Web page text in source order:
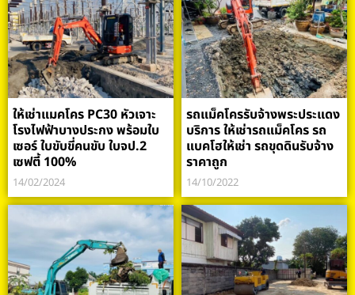
ให้เช่าแมคโคร PC30 หัวเจาะ
โรงไฟฟ้าบางประกง พร้อมใบ
เซอร์ ใบขับขี่คนขับ ใบจป.2
เซฟตี้ 100%
14/02/2024
รถแม็คโครรับจ้างพระประแดง
บริการ ให้เช่ารถแม็คโคร รถ
แบคโฮให้เช่า รถขุดดินรับจ้าง
ราคาถูก
14/10/2022